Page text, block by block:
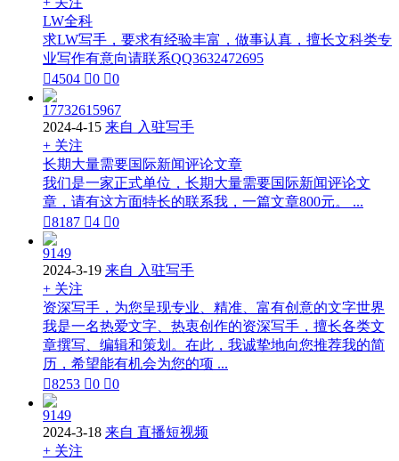
LW全科
求LW写手，要求有经验丰富，做事认真，擅长文科类专
业写作有意向请联系QQ3632472695
4504 0 0
17732615967
2024-4-15 来自 入驻写手
+ 关注
长期大量需要国际新闻评论文章
我们是一家正式单位，长期大量需要国际新闻评论文
章，请有这方面特长的联系我，一篇文章800元。 ...
8187 4 0
9149
2024-3-19 来自 入驻写手
+ 关注
资深写手，为您呈现专业、精准、富有创意的文字世界
我是一名热爱文字、热衷创作的资深写手，擅长各类文
章撰写、编辑和策划。在此，我诚挚地向您推荐我的简
历，希望能有机会为您的项 ...
8253 0 0
9149
2024-3-18 来自 直播短视频
+ 关注